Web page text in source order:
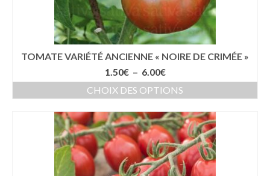
TOMATE VARIÉTÉ ANCIENNE « NOIRE DE CRIMÉE »
1.50€ – 6.00€Plage
de
prix :
à
6.00€
CHOIX DES OPTIONS
produit
a
plusieurs
variations.
Les